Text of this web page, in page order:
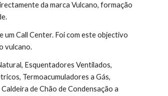
da marca Vulcano, formação
Call Center. Foi com este objectivo
vulcano.
Termoacumuladores a Gás,
de Chão de Condensação a